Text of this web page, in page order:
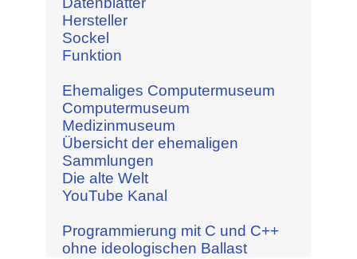
Hersteller
Sockel
Funktion
Ehemaliges Computermuseum
Computermuseum
Medizinmuseum
Übersicht der ehemaligen
Sammlungen
Die alte Welt
YouTube Kanal
Programmierung mit C und C++
ohne ideologischen Ballast